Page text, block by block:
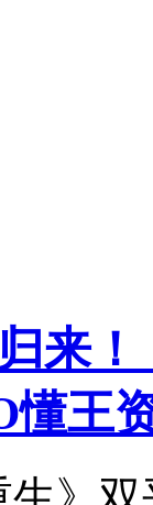
来
懂王